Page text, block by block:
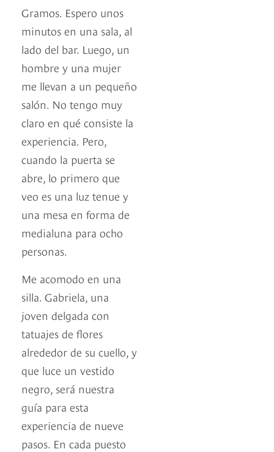
Gramos. Espero unos
minutos en una sala, al
lado del bar. Luego, un
hombre y una mujer
me llevan a un pequeño
salón. No tengo muy
claro en qué consiste la
experiencia. Pero,
cuando la puerta se
abre, lo primero que
veo es una luz tenue y
una mesa en forma de
medialuna para ocho
personas.
Me acomodo en una
silla. Gabriela, una
joven delgada con
tatuajes de flores
alrededor de su cuello, y
que luce un vestido
negro, será nuestra
guía para esta
experiencia de nueve
pasos. En cada puesto